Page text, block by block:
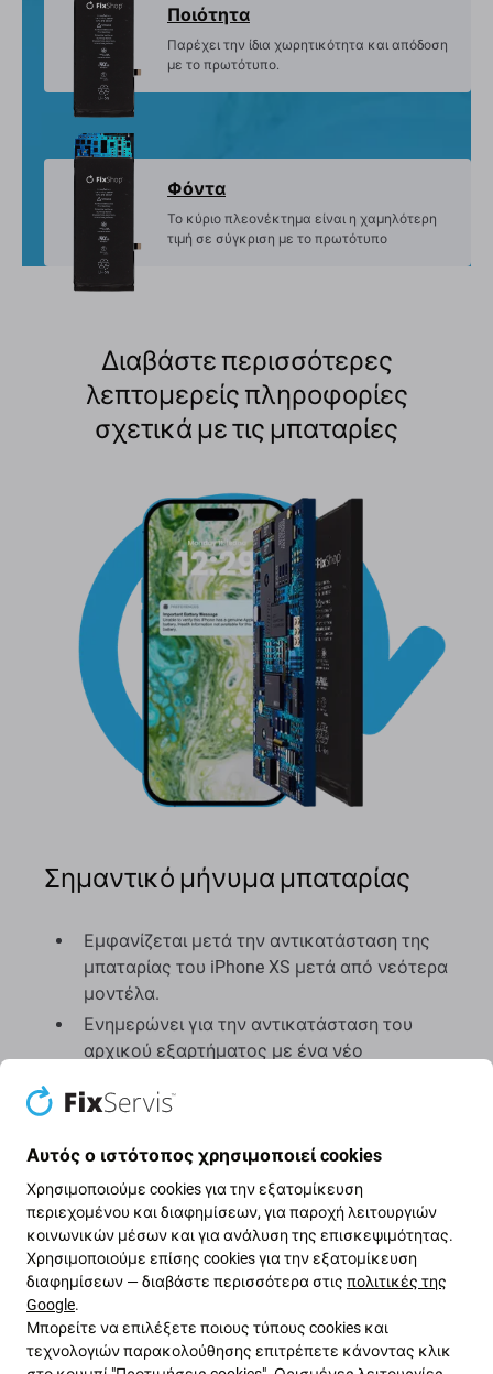
Ποιότητα
Παρέχει την ίδια χωρητικότητα και απόδοση
με το πρωτότυπο.
Φόντα
Το κύριο πλεονέκτημα είναι η χαμηλότερη
τιμή σε σύγκριση με το πρωτότυπο
Διαβάστε περισσότερες
λεπτομερείς πληροφορίες
σχετικά με τις μπαταρίες
Σημαντικό μήνυμα μπαταρίας
Εμφανίζεται μετά την αντικατάσταση της
μπαταρίας του iPhone XS μετά από νεότερα
μοντέλα.
Ενημερώνει για την αντικατάσταση του
αρχικού εξαρτήματος με ένα νέο
συσκευής
ημέρες και μετά στις ρυθμίσεις
Αυτό συμβαίνει επειδή η αντικατάσταση της
μπαταρίας δεν έχει εγκριθεί από το επίσημο
λογισμικό της Apple και το εξάρτημα δεν έχει
αντιστοιχιστεί με τη μητρική πλακέτα σας.
Αυτός ο ιστότοπος χρησιμοποιεί cookies
Χρησιμοποιούμε cookies για την εξατομίκευση
περιεχομένου και διαφημίσεων, για παροχή λειτουργιών
κοινωνικών μέσων και για ανάλυση της επισκεψιμότητας.
Χρησιμοποιούμε επίσης cookies για την εξατομίκευση
διαφημίσεων — διαβάστε περισσότερα στις πολιτικές της
Google.
Μπορείτε να επιλέξετε ποιους τύπους cookies και
τεχνολογιών παρακολούθησης επιτρέπετε κάνοντας κλικ